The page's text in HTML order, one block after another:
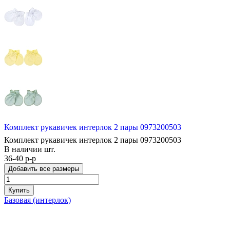
Комплект рукавичек интерлок 2 пары 0973200503
Комплект рукавичек интерлок 2 пары 0973200503
В наличии шт.
36-40 р-р
Добавить все размеры
Купить
Базовая (интерлок)